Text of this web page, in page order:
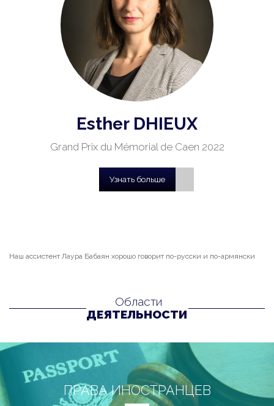
Esther DHIEUX
Grand Prix du Mémorial de Caen 2022
Узнать больше
Наш ассистент Лаура Бабаян хорошо говорит по-русски и по-армянски
Области
ДЕЯТЕЛЬНОСТИ
ПРАВА ИНОСТРАНЦЕВ